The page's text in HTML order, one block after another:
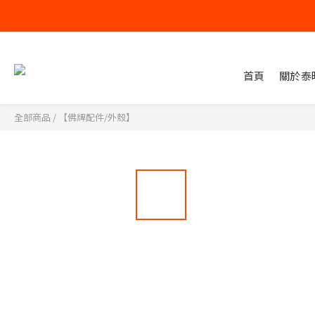
首頁 關於泰
全部商品 / 【佛牌配件/外殼】